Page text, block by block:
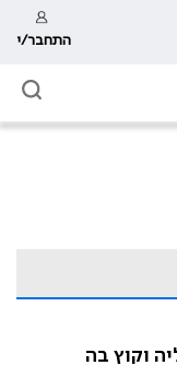
התחבר/י
וקוץ בה